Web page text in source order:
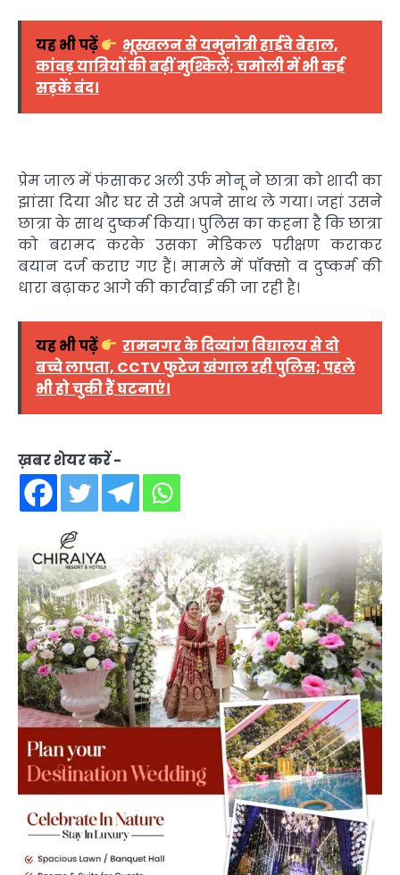
यह भी पढ़ें
भूस्खलन से यमुनोत्री हाईवे बेहाल,
कांवड़ यात्रियों की बढ़ीं मुश्किलें; चमोली में भी कई
सड़कें बंद।
प्रेम जाल में फंसाकर अली उर्फ मोनू ने छात्रा को शादी का
झांसा दिया और घर से उसे अपने साथ ले गया। जहां उसने
छात्रा के साथ दुष्कर्म किया। पुलिस का कहना है कि छात्रा
को बरामद करके उसका मेडिकल परीक्षण कराकर
बयान दर्ज कराए गए हैं। मामले में पॉक्सो व दुष्कर्म की
धारा बढ़ाकर आगे की कार्रवाई की जा रही है।
यह भी पढ़ें
रामनगर के दिव्यांग विद्यालय से दो
बच्चे लापता, CCTV फुटेज खंगाल रही पुलिस; पहले
भी हो चुकी हैं घटनाएं।
ख़बर शेयर करें -